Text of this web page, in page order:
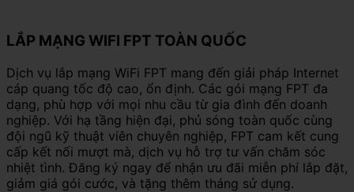
LẮP MẠNG WIFI FPT TOÀN QUỐC
Dịch vụ lắp mạng WiFi FPT mang đến giải pháp Internet
cáp quang tốc độ cao, ổn định. Các gói mạng FPT đa
dạng, phù hợp với mọi nhu cầu từ gia đình đến doanh
nghiệp. Với hạ tầng hiện đại, phủ sóng toàn quốc cùng
đội ngũ kỹ thuật viên chuyên nghiệp, FPT cam kết cung
cấp kết nối mượt mà, dịch vụ hỗ trợ tư vấn chăm sóc
nhiệt tình. Đăng ký ngay để nhận ưu đãi miễn phí lắp đặt,
giảm giá gói cước, và tặng thêm tháng sử dụng.